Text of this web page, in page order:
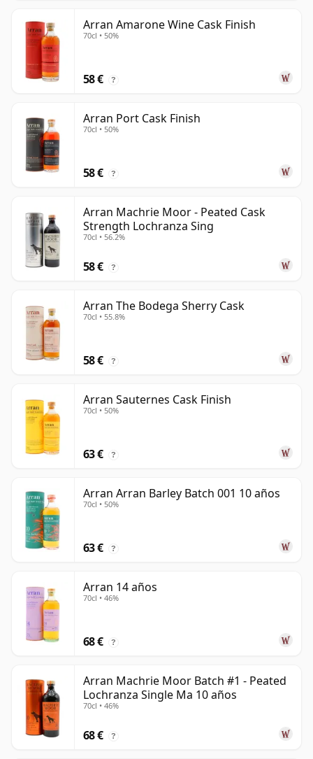
Arran Amarone Wine Cask Finish
70cl • 50%
58 € ?
Arran Port Cask Finish
70cl • 50%
58 € ?
Arran Machrie Moor - Peated Cask
Strength Lochranza Sing
70cl • 56.2%
58 € ?
Arran The Bodega Sherry Cask
70cl • 55.8%
58 € ?
Arran Sauternes Cask Finish
70cl • 50%
63 € ?
Arran Arran Barley Batch 001 10 años
70cl • 50%
63 € ?
Arran 14 años
70cl • 46%
68 € ?
Arran Machrie Moor Batch #1 - Peated
Lochranza Single Ma 10 años
70cl • 46%
68 € ?